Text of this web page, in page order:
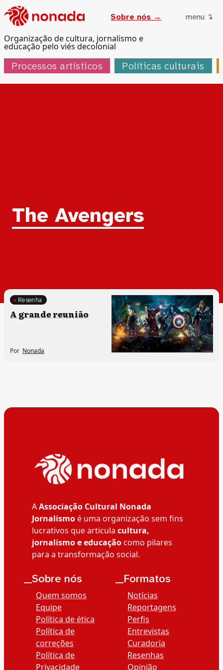
Organização de cultura, jornalismo e
educação pelo viés decolonial
Sobre nós → menu ↴
Processos artísticos Políticas culturais
Tag:
The Avengers
Resenha
A grande reunião
Por Nonada
AAssociação Cultural Nonada
Jornalismoé uma organização sem fins
lucrativos que articula cultura,
jornalismo e educaçãocomo pilares
para a transformação social.
__Sobre nós
Quem somos
Equipe
Política de ética
Política de
correções
Política de
Privacidade
__Formatos
Notícias
Reportagens
Perfis
Entrevistas
Curadoria
Resenhas
Opinião